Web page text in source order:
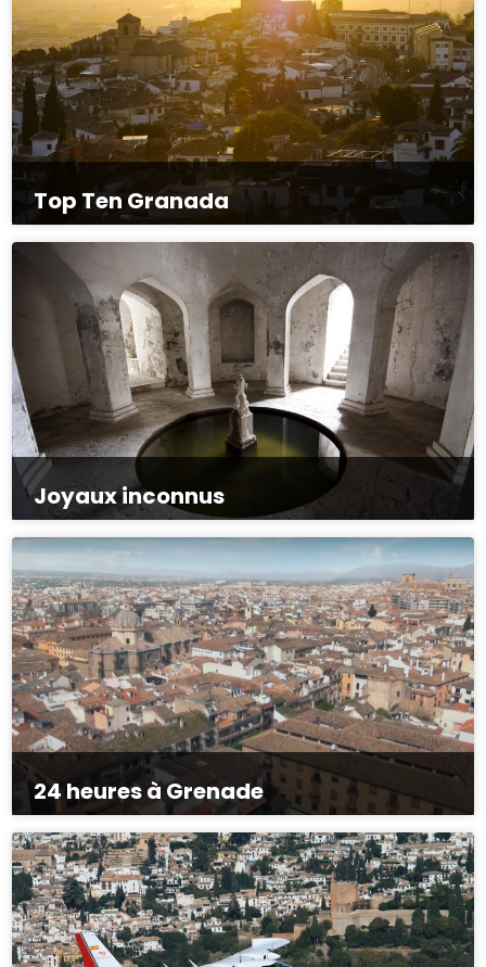
Top Ten Granada
Joyaux inconnus
24 heures à Grenade